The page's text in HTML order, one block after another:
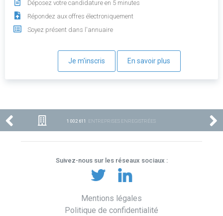
Déposez votre candidature en 5 minutes
Répondez aux offres électroniquement
Soyez présent dans l'annuaire
Je m'inscris En savoir plus
1 002 611 ENTREPRISES ENREGISTRÉES
Suivez-nous sur les réseaux sociaux :
Mentions légales
Politique de confidentialité